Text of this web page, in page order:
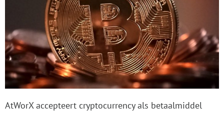
AtWorX accepteert cryptocurrency als betaalmiddel